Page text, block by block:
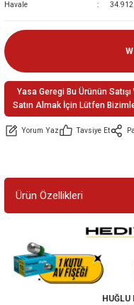
Havale
Yasa Geregi Bu Ürünün
Satın Almak İçin Lütfen
Yorum Yaz Tavsiye Et
Ürün Özellikleri
HUĞLU